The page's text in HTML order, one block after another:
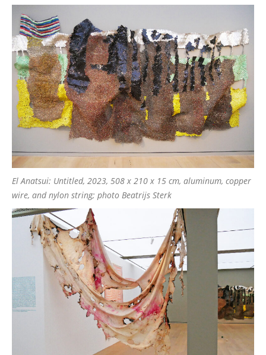
El Anatsui: Untitled, 2023, 508 x 210 x 15 cm, aluminum, copper
wire, and nylon string; photo Beatrijs Sterk